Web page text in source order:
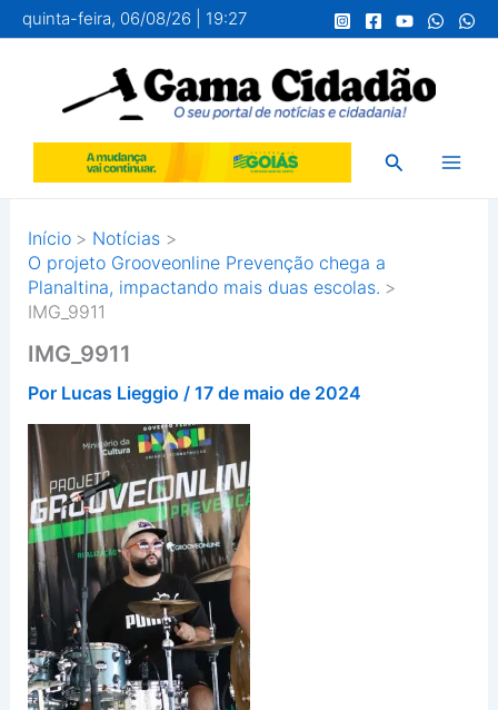
para
conteúdo
quinta-feira, 06/08/26 | 19:27
Pesquisar
Início
Notícias
O projeto Grooveonline Prevenção chega a
Planaltina, impactando mais duas escolas.
IMG_9911
IMG_9911
Por Lucas Lieggio / 17 de maio de 2024